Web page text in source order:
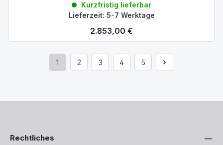
Kurzfristig lieferbar
Lieferzeit: 5-7 Werktage
Regulärer Preis:
2.853,00 €
Seite
1
Seite
2
Seite
3
Seite
4
Seite
5
Rechtliches